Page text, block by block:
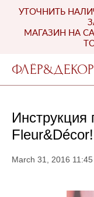
УТОЧНИТЬ
МАГАЗИН НА
ФЛЁР&ДЕКОР
Инструкция
Fleur&Décor!
March 31, 2016 11:45